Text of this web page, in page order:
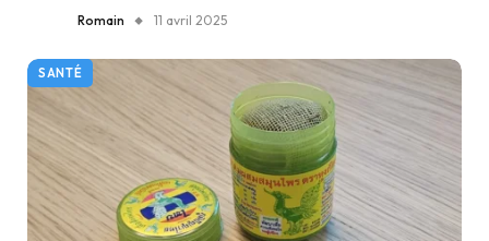
Romain 11 avril 2025
SANTÉ